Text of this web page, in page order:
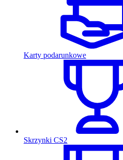
Karty podarunkowe
Skrzynki CS2